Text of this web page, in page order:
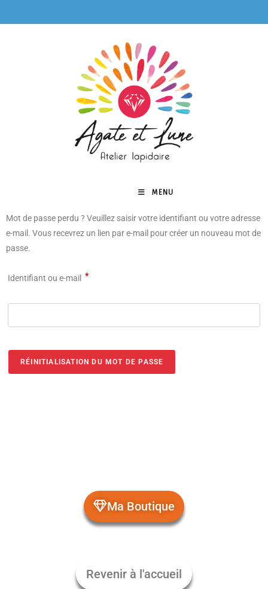
MENU
Mot de passe perdu ? Veuillez saisir votre identifiant ou votre adresse
e-mail. Vous recevrez un lien par e-mail pour créer un nouveau mot de
passe.
Identifiant ou e-mail *
RÉINITIALISATION DU MOT DE PASSE
Ma Boutique
Revenir à l'accueil